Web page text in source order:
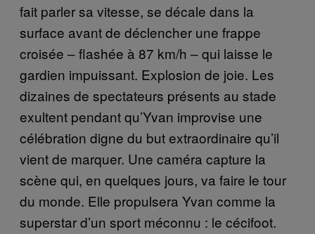
fait parler sa vitesse, se décale dans la
surface avant de déclencher une frappe
croisée – flashée à 87 km/h – qui laisse le
gardien impuissant. Explosion de joie. Les
dizaines de spectateurs présents au stade
exultent pendant qu’Yvan improvise une
célébration digne du but extraordinaire qu’il
vient de marquer. Une caméra capture la
scène qui, en quelques jours, va faire le tour
du monde. Elle propulsera Yvan comme la
superstar d’un sport méconnu : le cécifoot.